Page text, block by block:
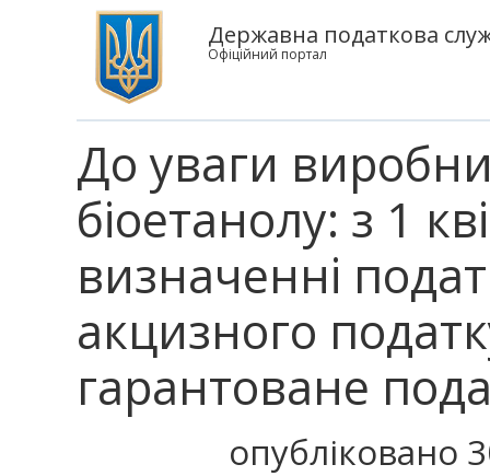
Державна податкова
Офіційний портал
До уваги
біоетанолу: з 1
визначенні
акцизного
гарантоване
опубліковано